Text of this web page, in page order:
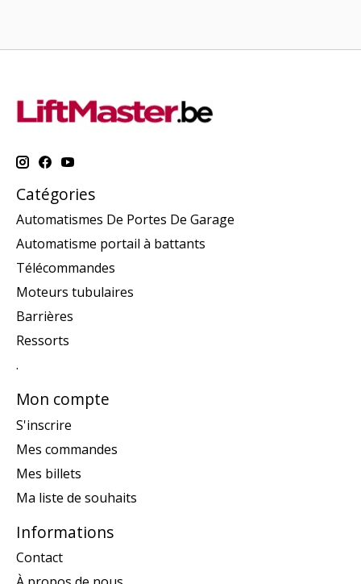
Catégories
Automatismes De Portes De Garage
Automatisme portail à battants
Télécommandes
Moteurs tubulaires
Barrières
Ressorts
.
Mon compte
S'inscrire
Mes commandes
Mes billets
Ma liste de souhaits
Informations
Contact